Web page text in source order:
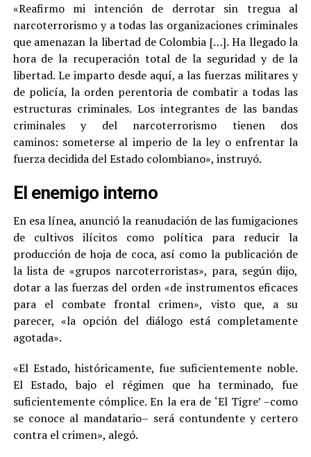
«Reafirmo mi intención de derrotar sin tregua al
narcoterrorismo y a todas las organizaciones criminales
que amenazan la libertad de Colombia […]. Ha llegado la
hora de la recuperación total de la seguridad y de la
libertad. Le imparto desde aquí, a las fuerzas militares y
de policía, la orden perentoria de combatir a todas las
estructuras criminales. Los integrantes de las bandas
criminales y del narcoterrorismo tienen dos
caminos: someterse al imperio de la ley o enfrentar la
fuerza decidida del Estado colombiano», instruyó.
El enemigo interno
En esa línea, anunció la reanudación de las fumigaciones
de cultivos ilícitos como política para reducir la
producción de hoja de coca, así como la publicación de
la lista de «grupos narcoterroristas», para, según dijo,
dotar a las fuerzas del orden «de instrumentos eficaces
para el combate frontal crimen», visto que, a su
parecer, «la opción del diálogo está completamente
agotada».
«El Estado, históricamente, fue suficientemente noble.
El Estado, bajo el régimen que ha terminado, fue
suficientemente cómplice. En la era de ‘El Tigre’ –como
se conoce al mandatario– será contundente y certero
contra el crimen», alegó.